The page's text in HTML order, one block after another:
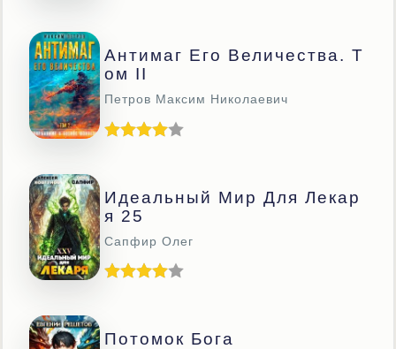
Антимаг Его Величества. Т
Ом II
Петров Максим Николаевич
Идеальный Мир Для Лекар
Я 25
Сапфир Олег
Потомок Бога